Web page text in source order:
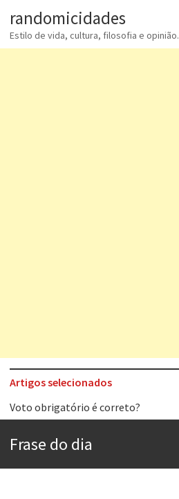
randomicidades
Estilo de vida, cultura, filosofia e opinião.
Artigos selecionados
Voto obrigatório é correto?
Frase do dia